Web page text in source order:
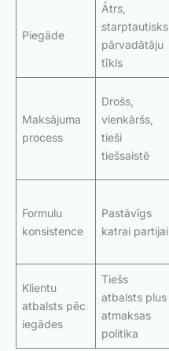
Piegāde
Ātrs,
starptautisks
pārvadātāju
tīkls
Maksājuma
process
Drošs,
vienkāršs,
tieši
tiešsaistē
Formulu
konsistence
Pastāvīgs
katrai partijai
Klientu
atbalsts pēc
iegādes
Tiešs
atbalsts plus
atmaksas
politika